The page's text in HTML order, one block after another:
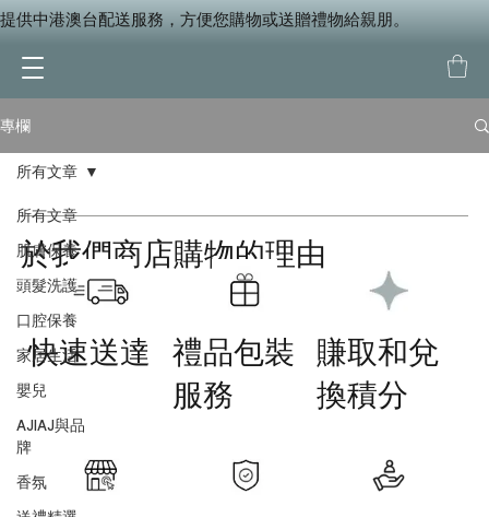
提供中港澳台配送服務，方便您購物或送贈禮物給親朋。
專欄
所有文章
肌膚保養
頭髮洗護
口腔保養
家居生活
嬰兒
AJIAJ與品
牌
香氛
所有文章
於我們商店購物的理由
快速送達
禮品包裝
服務
賺取和兌
換積分